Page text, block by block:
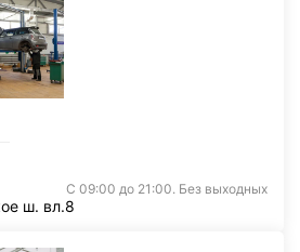
С 09:00 до 21:00. Без выходных
ш. вл.8